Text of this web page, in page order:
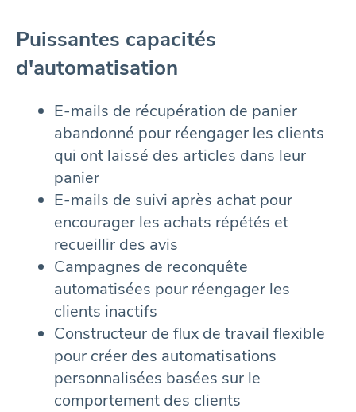
Puissantes capacités
d'automatisation
E-mails de récupération de panier
abandonné pour réengager les clients
qui ont laissé des articles dans leur
panier
E-mails de suivi après achat pour
encourager les achats répétés et
recueillir des avis
Campagnes de reconquête
automatisées pour réengager les
clients inactifs
Constructeur de flux de travail flexible
pour créer des automatisations
personnalisées basées sur le
comportement des clients